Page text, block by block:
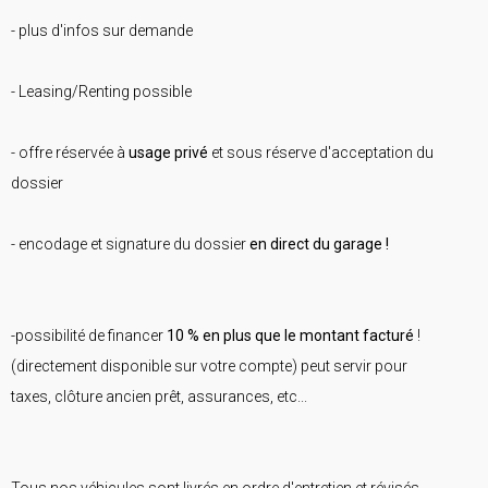
- plus d'infos sur demande
- Leasing/Renting possible
- offre réservée à usage privé et sous réserve d'acceptation du
dossier
- encodage et signature du dossieren direct du garage !
-possibilité de financer 10 % en plus que le montant facturé !
(directement disponible sur votre compte) peut servir pour
taxes, clôture ancien prêt, assurances, etc...